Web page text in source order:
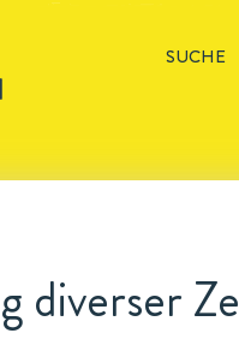
SUCHE
diverser